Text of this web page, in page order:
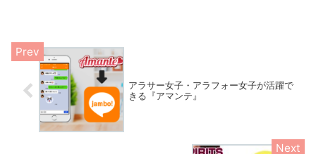
アラサー女子・アラフォー女子が活躍で
きる『アマンテ』